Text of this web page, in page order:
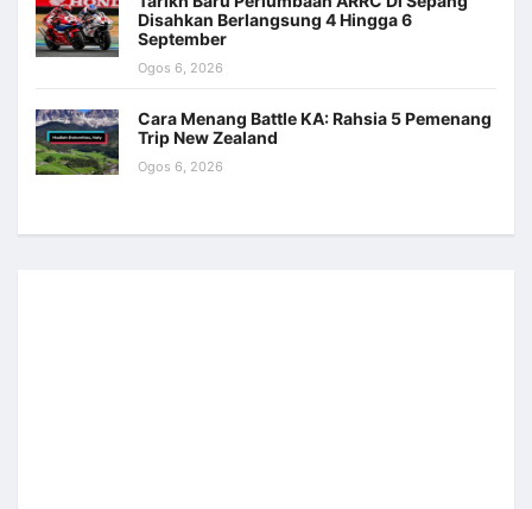
Disahkan Berlangsung 4 Hingga 6
September
Ogos 6, 2026
Cara Menang Battle KA: Rahsia 5 Pemenang
Trip New Zealand
Ogos 6, 2026